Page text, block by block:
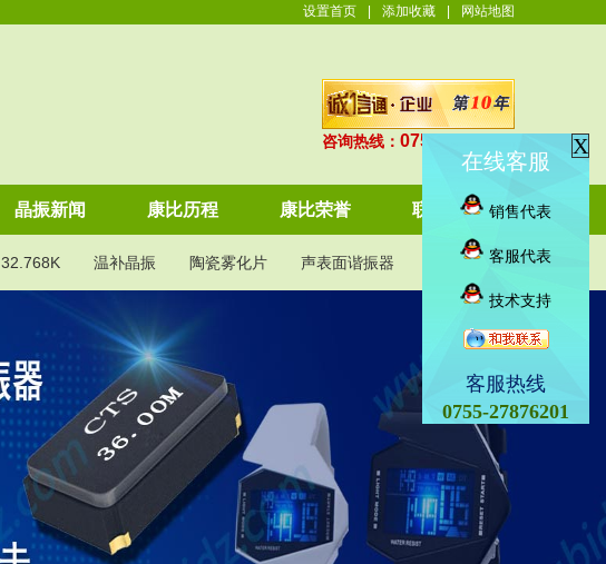
设置首页 添加收藏 网站地图
咨询热线： 0755-27876201
晶振新闻 康比历程 康比荣誉 联系康比
32.768K 温补晶振 陶瓷雾化片 声表面谐振器 KDS晶振
在线客服
X
销售代表
客服代表
技术支持
客服热线
0755-27876201